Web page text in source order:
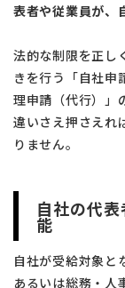
表者や従業員が、
法的な制限を正し
きを行う「自社申
理申請（代行）」
違いさえ押さえれ
りません。
自社の代
能
自社が受給対象と
あるいは総務・人